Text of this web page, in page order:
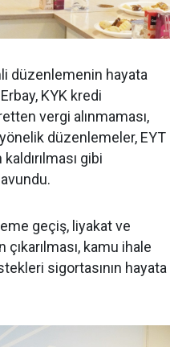
düzenlemenin hayata
KYK kredi
vergi alınmaması,
düzenlemeler, EYT
gibi
geçiş, liyakat ve
çıkarılması, kamu ihale
sigortasının hayata